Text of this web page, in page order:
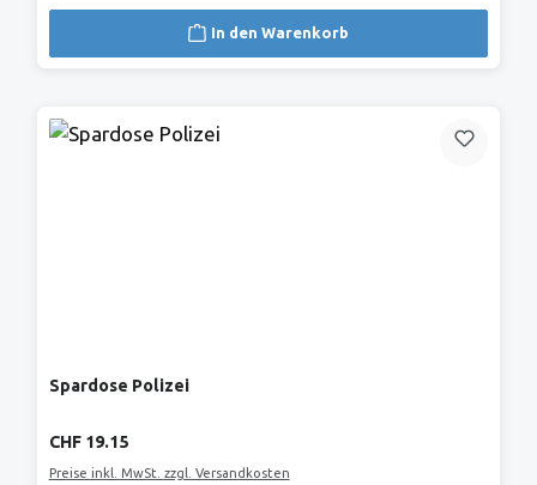
In den Warenkorb
Spardose Polizei
Regulärer Preis:
CHF 19.15
Preise inkl. MwSt. zzgl. Versandkosten